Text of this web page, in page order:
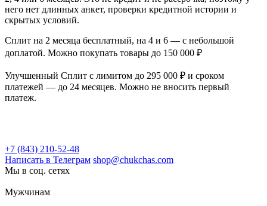
него нет длинных анкет, проверки кредитной истории и
скрытых условий.
Сплит на 2 месяца бесплатный, на 4 и 6 — с небольшой
доплатой. Можно покупать товары до 150 000 ₽
Улучшенный Сплит с лимитом до 295 000 ₽ и сроком
платежей — до 24 месяцев. Можно не вносить первый
платеж.
+7 (843) 210-52-48
Написать в Телеграм shop@chukchas.com
Мы в соц. сетях
Мужчинам